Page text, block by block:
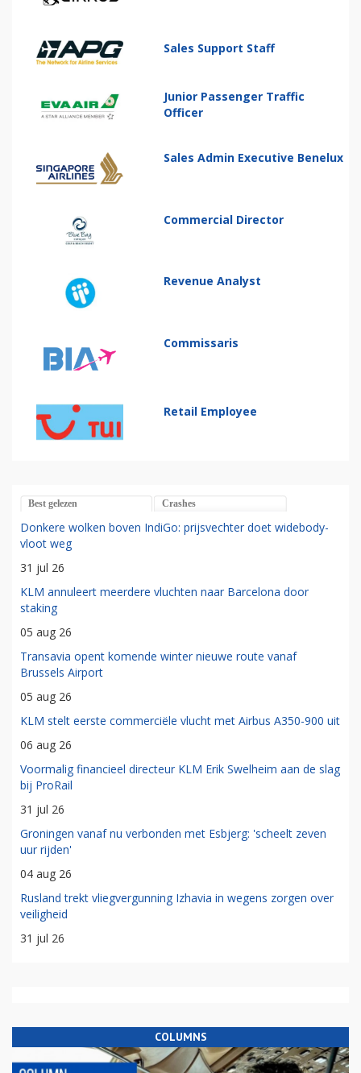
Sales Support Staff
Junior Passenger Traffic
Officer
Sales Admin Executive Benelux
Commercial Director
Revenue Analyst
Commissaris
Retail Employee
Best gelezen Crashes
Donkere wolken boven IndiGo: prijsvechter doet widebody-
vloot weg
31 jul 26
KLM annuleert meerdere vluchten naar Barcelona door
staking
05 aug 26
Transavia opent komende winter nieuwe route vanaf
Brussels Airport
05 aug 26
KLM stelt eerste commerciële vlucht met Airbus A350-900 uit
06 aug 26
Voormalig financieel directeur KLM Erik Swelheim aan de slag
bij ProRail
31 jul 26
Groningen vanaf nu verbonden met Esbjerg: 'scheelt zeven
uur rijden'
04 aug 26
Rusland trekt vliegvergunning Izhavia in wegens zorgen over
veiligheid
31 jul 26
COLUMNS